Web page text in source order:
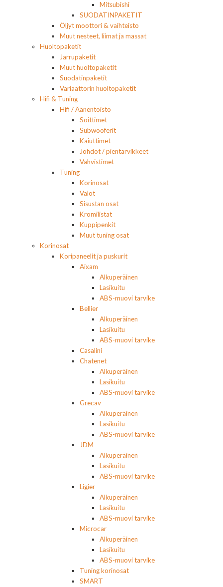
Mitsubishi
SUODATINPAKETIT
Öljyt moottori & vaihteisto
Muut nesteet, liimat ja massat
Huoltopaketit
Jarrupaketit
Muut huoltopaketit
Suodatinpaketit
Variaattorin huoltopaketit
Hifi & Tuning
Hifi / Äänentoisto
Soittimet
Subwooferit
Kaiuttimet
Johdot / pientarvikkeet
Vahvistimet
Tuning
Korinosat
Valot
Sisustan osat
Kromilistat
Kuppipenkit
Muut tuning osat
Korinosat
Koripaneelit ja puskurit
Aixam
Alkuperäinen
Lasikuitu
ABS-muovi tarvike
Bellier
Alkuperäinen
Lasikuitu
ABS-muovi tarvike
Casalini
Chatenet
Alkuperäinen
Lasikuitu
ABS-muovi tarvike
Grecav
Alkuperäinen
Lasikuitu
ABS-muovi tarvike
JDM
Alkuperäinen
Lasikuitu
ABS-muovi tarvike
Ligier
Alkuperäinen
Lasikuitu
ABS-muovi tarvike
Microcar
Alkuperäinen
Lasikuitu
ABS-muovi tarvike
Tuning korinosat
SMART